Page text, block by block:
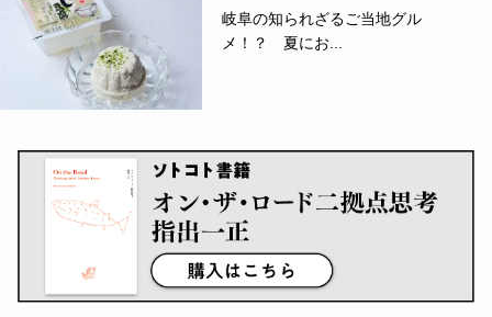
岐阜の知られざるご当地グル
メ！？ 夏にお...